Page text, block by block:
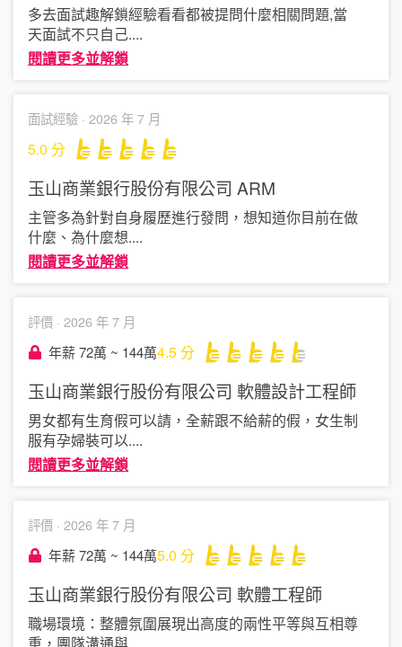
多去面試趣解鎖經驗看看都被提問什麼相關問題,當
天面試不只自己....
閱讀更多並解鎖
面試經驗 · 2026 年 7 月
5.0 分
玉山商業銀行股份有限公司 ARM
主管多為針對自身履歷進行發問，想知道你目前在做
什麼、為什麼想....
閱讀更多並解鎖
評價 · 2026 年 7 月
年薪 72萬 ~ 144萬4.5分
玉山商業銀行股份有限公司 軟體設計工程師
男女都有生育假可以請，全薪跟不給薪的假，女生制
服有孕婦裝可以....
閱讀更多並解鎖
評價 · 2026 年 7 月
年薪 72萬 ~ 144萬5.0 分
玉山商業銀行股份有限公司 軟體工程師
職場環境：整體氛圍展現出高度的兩性平等與互相尊
重，團隊溝通與